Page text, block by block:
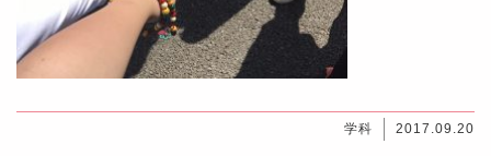
学科 2017.09.20